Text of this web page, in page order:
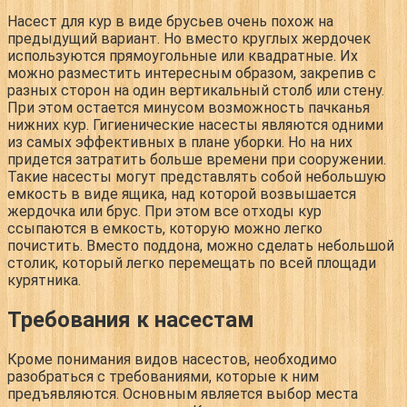
Насест для кур в виде брусьев очень похож на
предыдущий вариант. Но вместо круглых жердочек
используются прямоугольные или квадратные. Их
можно разместить интересным образом, закрепив с
разных сторон на один вертикальный столб или стену.
При этом остается минусом возможность пачканья
нижних кур. Гигиенические насесты являются одними
из самых эффективных в плане уборки. Но на них
придется затратить больше времени при сооружении.
Такие насесты могут представлять собой небольшую
емкость в виде ящика, над которой возвышается
жердочка или брус. При этом все отходы кур
ссыпаются в емкость, которую можно легко
почистить. Вместо поддона, можно сделать небольшой
столик, который легко перемещать по всей площади
курятника.
Требования к насестам
Кроме понимания видов насестов, необходимо
разобраться с требованиями, которые к ним
предъявляются. Основным является выбор места